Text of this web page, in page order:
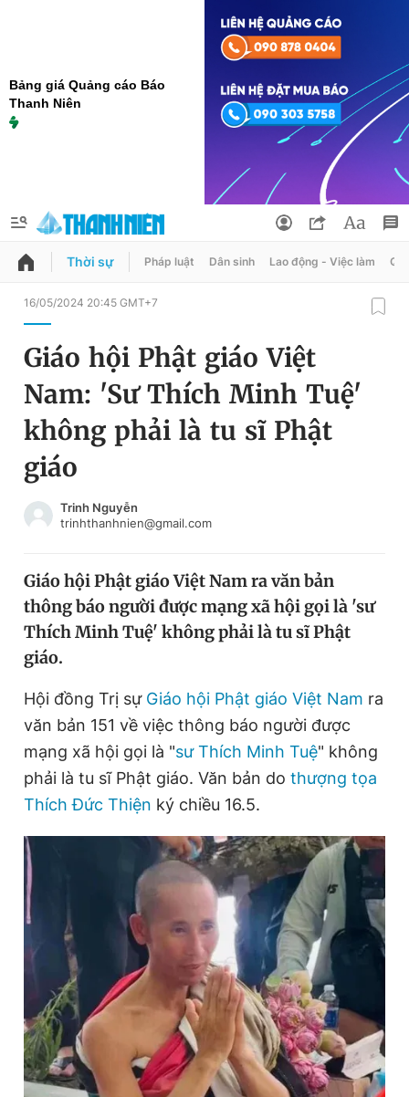
Bảng giá Quảng cáo Báo
Thanh Niên
QUẢNG CÁO
Chuyên mục
Chuyên mục khác
Chào ngày mới
Tin thị trường Tin 360
Video Magazine
Sản phẩm khác
Tiện ích Bạn cần biết
Thông tin tòa soạn Liên hệ quảng cáo
Đọc Thanh Niên trên điện thoại
Theo dõi báo trên
Hotline
0906 645 777
Liên hệ quảng cáo
0908 780 404
Đổi mật khẩu
Tin đã lưu
Tin đã xem
Thời sự Pháp luật Dân sinh Lao động - Việc làm
16/05/2024 20:45 GMT+7
Giáo hội Phật giáo Việt
Nam: 'Sư Thích Minh Tuệ'
không phải là tu sĩ Phật
giáo
Trinh Nguyễn
trinhthanhnien@gmail.com
Giáo hội Phật giáo Việt Nam ra văn bản
thông báo người được mạng xã hội gọi là 'sư
Thích Minh Tuệ' không phải là tu sĩ Phật
giáo.
Hội đồng Trị sự Giáo hội Phật giáo Việt Nam ra
văn bản 151 về việc thông báo người được
mạng xã hội gọi là "sư Thích Minh Tuệ" không
phải là tu sĩPhật giáo. Văn bản do thượng tọa
Thích Đức Thiện ký chiều 16.5.